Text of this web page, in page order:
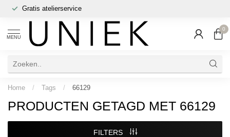
Gratis atelierservice
MENU
0
Home / Tags / 66129
PRODUCTEN GETAGD MET 66129
FILTERS